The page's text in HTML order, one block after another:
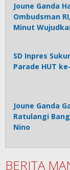
Joune Ganda
Ombudsman
Minut
SD Inpres
Parade HUT
Joune Ganda
Ratulangi
Nino
BERITA